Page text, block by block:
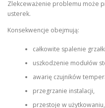
Zlekceważenie problemu może
usterek.
Konsekwencje obejmują:
całkowite spalenie
uszkodzenie modułów
awarię czujników
przegrzanie instalacji,
przestoje w użytkowaniu,